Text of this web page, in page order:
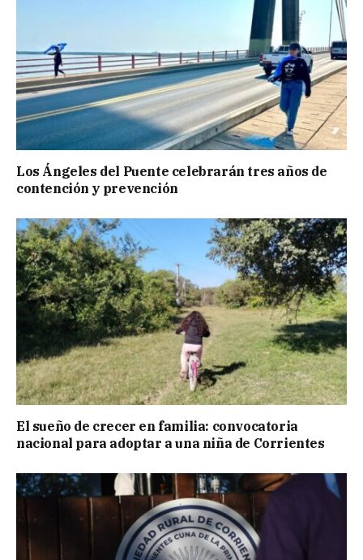
Los Ángeles del Puente celebrarán tres años de
contención y prevención
El sueño de crecer en familia: convocatoria
nacional para adoptar a una niña de Corrientes